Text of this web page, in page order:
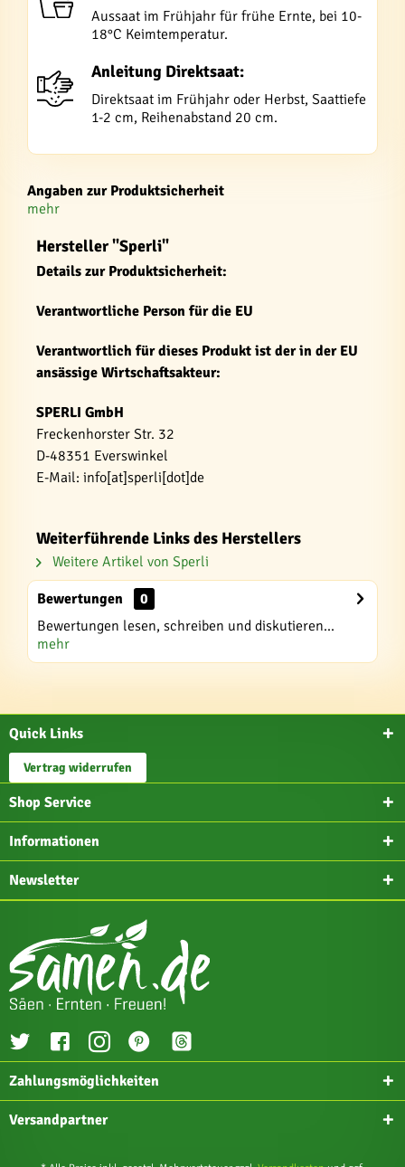
Aussaat im Frühjahr für frühe Ernte, bei 10-
18°C Keimtemperatur.
Anleitung Direktsaat:
Direktsaat im Frühjahr oder Herbst, Saattiefe
1-2 cm, Reihenabstand 20 cm.
Angaben zur Produktsicherheit
mehr
Hersteller "Sperli"
Details zur Produktsicherheit:
Verantwortliche Person für die EU
Verantwortlich für dieses Produkt ist der in der EU
ansässige Wirtschaftsakteur:
SPERLI GmbH
Freckenhorster Str. 32
D-48351 Everswinkel
E-Mail: info[at]sperli[dot]de
Weiterführende Links des Herstellers
Weitere Artikel von Sperli
Bewertungen
0
Bewertungen lesen, schreiben und diskutieren...
mehr
Quick Links
Vertrag widerrufen
Shop Service
Informationen
Newsletter
Zahlungsmöglichkeiten
Versandpartner